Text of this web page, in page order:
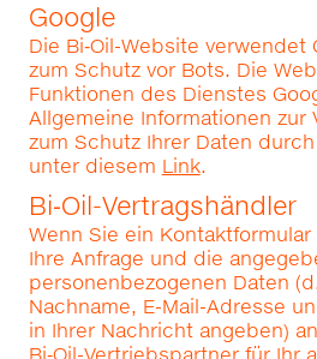
Google
Die Bi‑Oil-Website verwendet
zum Schutz vor Bots. Die
Funktionen des Dienstes
Allgemeine Informationen zur
zum Schutz Ihrer Daten
unter diesem Link.
Bi‑Oil-Vertragshändler
Wenn Sie ein
Ihre Anfrage und die
personenbezogenen Daten
Nachname, E-Mail-Adresse
in Ihrer Nachricht angeben)
Bi‑Oil-Vertriebspartner für Ihr